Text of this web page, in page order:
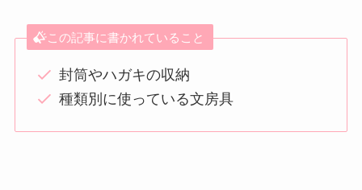
この記事に書かれていること
封筒やハガキの収納
種類別に使っている文房具